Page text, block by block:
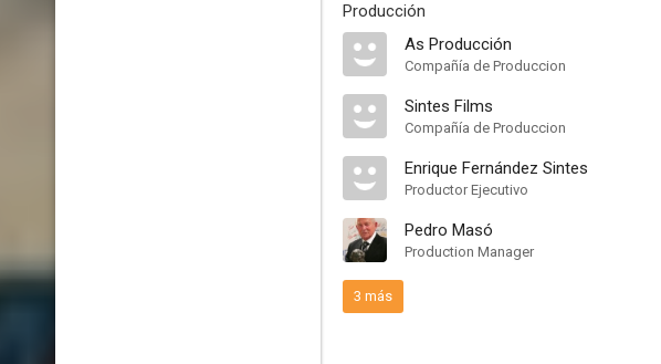
Producción
As Producción
Compañía de Produccion
Sintes Films
Compañía de Produccion
Enrique Fernández Sintes
Productor Ejecutivo
Pedro Masó
Production Manager
3 más